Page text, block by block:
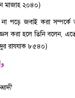
মাজাহ ২০৪০)
পড়ে জবাই করা সম্পর্কে
করা হলে তিনি বলেন,
রাযযাক ৮৫৪০)